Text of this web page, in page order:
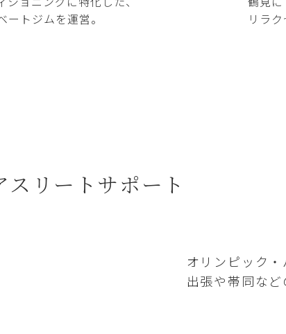
ートジムを運営。
リラ
スリートサポート
オリンピック
出張や帯同など